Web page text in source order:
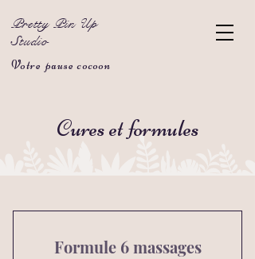
Pretty Pin Up
Studio
Votre pause cocoon
Cures et formules
Formule 6 massages